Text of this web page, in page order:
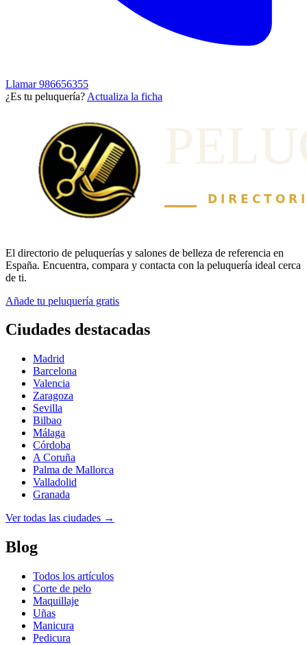
Llamar 986656355
¿Es tu peluquería? Actualiza la ficha
El directorio de peluquerías y salones de belleza de referencia en
España. Encuentra, compara y contacta con la peluquería ideal cerca
de ti.
Añade tu peluquería gratis
Ciudades destacadas
Madrid
Barcelona
Valencia
Zaragoza
Sevilla
Bilbao
Málaga
Córdoba
A Coruña
Palma de Mallorca
Valladolid
Granada
Ver todas las ciudades →
Blog
Todos los artículos
Corte de pelo
Maquillaje
Uñas
Manicura
Pedicura